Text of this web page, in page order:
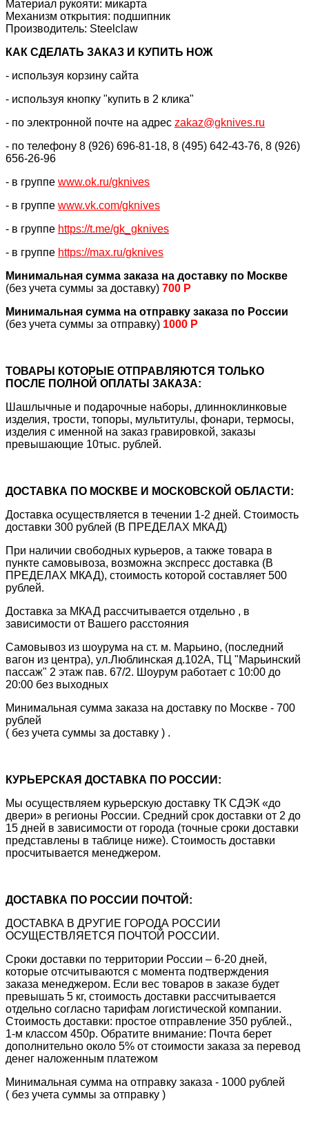
Материал рукояти: микарта
Механизм открытия: подшипник
Производитель: Steelclaw
КАК CДЕЛАТЬ ЗАКАЗ И КУПИТЬ НОЖ
- используя корзину сайта
- используя кнопку "купить в 2 клика"
- по электронной почте на адрес zakaz@gknives.ru
- по телефону 8 (926) 696-81-18, 8 (495) 642-43-76, 8 (926)
656-26-96
- в группе www.ok.ru/gknives
- в группе www.vk.com/gknives
- в группе https://t.me/gk_gknives
- в группе https://max.ru/gknives
Минимальная сумма заказа на доставку по Москве
(без учета суммы за доставку) 700 Р
Минимальная сумма на отправку заказа по России
(без учета суммы за отправку) 1000 Р
ТОВАРЫ КОТОРЫЕ ОТПРАВЛЯЮТСЯ ТОЛЬКО
ПОСЛЕ ПОЛНОЙ ОПЛАТЫ ЗАКАЗА:
Шашлычные и подарочные наборы, длинноклинковые
изделия, трости, топоры, мультитулы, фонари, термосы,
изделия с именной на заказ гравировкой, заказы
превышающие 10тыс. рублей.
ДОСТАВКА ПО МОСКВЕ И МОСКОВСКОЙ ОБЛАСТИ:
Доставка осуществляется в течении 1-2 дней. Стоимость
доставки 300 рублей (В ПРЕДЕЛАХ МКАД)
При наличии свободных курьеров, а также товара в
пункте самовывоза, возможна экспресс доставка (В
ПРЕДЕЛАХ МКАД), стоимость которой составляет 500
рублей.
Доставка за МКАД рассчитывается отдельно , в
зависимости от Вашего расстояния
Самовывоз из шоурума на ст. м. Марьино, (последний
вагон из центра), ул.Люблинская д.102А, ТЦ "Марьинский
пассаж" 2 этаж пав. 67/2. Шоурум работает с 10:00 до
20:00 без выходных
Минимальная сумма заказа на доставку по Москве - 700
рублей
( без учета суммы за доставку ) .
КУРЬЕРСКАЯ ДОСТАВКА ПО РОССИИ:
Мы осуществляем курьерскую доставку ТК СДЭК «до
двери» в регионы России. Средний срок доставки от 2 до
15 дней в зависимости от города (точные сроки доставки
представлены в таблице ниже). Стоимость доставки
просчитывается менеджером.
ДОСТАВКА ПО РОССИИ ПОЧТОЙ:
ДОСТАВКА В ДРУГИЕ ГОРОДА РОССИИ
ОСУЩЕСТВЛЯЕТСЯ ПОЧТОЙ РОССИИ.
Сроки доставки по территории России – 6-20 дней,
которые отсчитываются с момента подтверждения
заказа менеджером. Если вес товаров в заказе будет
превышать 5 кг, стоимость доставки рассчитывается
отдельно согласно тарифам логистической компании.
Стоимость доставки: простое отправление 350 рублей.,
1-м классом 450р. Обратите внимание: Почта берет
дополнительно около 5% от стоимости заказа за перевод
денег наложенным платежом
Минимальная сумма на отправку заказа - 1000 рублей
( без учета суммы за отправку )